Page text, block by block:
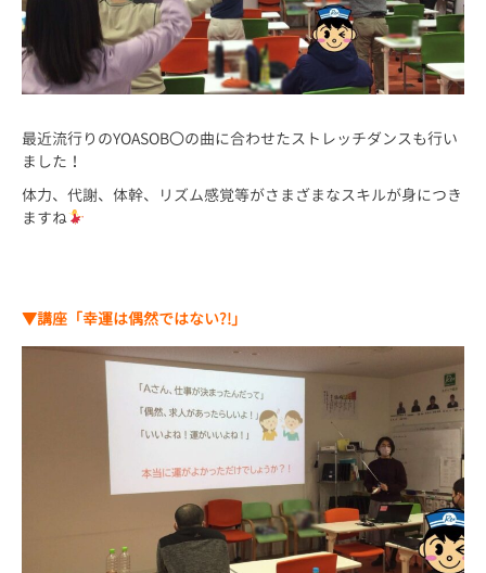
最近流行りのYOASOB〇の曲に合わせたストレッチダンスも行い
ました！
体力、代謝、体幹、リズム感覚等がさまざまなスキルが身につき
ますね
▼講座「幸運は偶然ではない?!」